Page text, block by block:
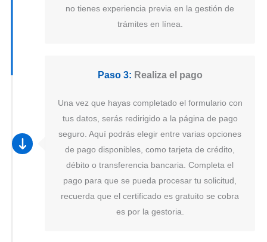
no tienes experiencia previa en la gestión de
trámites en línea.
Paso 3: Realiza el pago
Una vez que hayas completado el formulario con
tus datos, serás redirigido a la página de pago
seguro. Aquí podrás elegir entre varias opciones
de pago disponibles, como tarjeta de crédito,
débito o transferencia bancaria. Completa el
pago para que se pueda procesar tu solicitud,
recuerda que el certificado es gratuito se cobra
es por la gestoria.